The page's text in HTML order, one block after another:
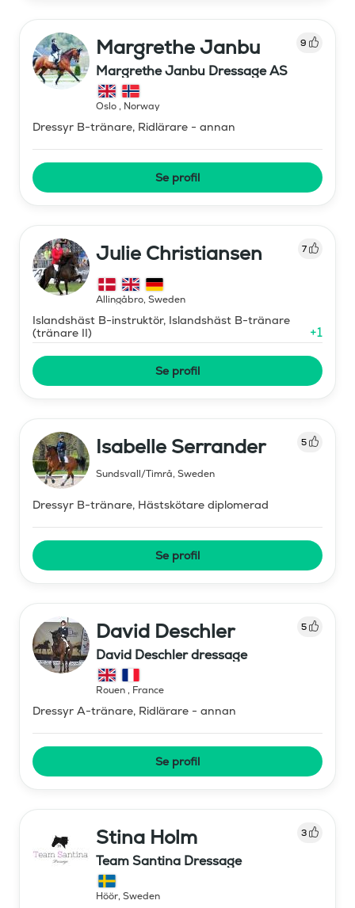
Margrethe Janbu 9
Margrethe Janbu Dressage AS
Oslo, Norway
Dressyr B-tränare, Ridlärare - annan
Se profil
Julie Christiansen 7
Allingåbro, Sweden
Islandshäst B-instruktör, Islandshäst B-tränare
(tränare II)
+1
Se profil
Isabelle Serrander 5
Sundsvall/Timrå, Sweden
Dressyr B-tränare, Hästskötare diplomerad
Se profil
David Deschler 5
David Deschler dressage
Rouen, France
Dressyr A-tränare, Ridlärare - annan
Se profil
Stina Holm 3
Team Santina Dressage
Höör, Sweden